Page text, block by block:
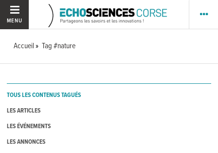
MENU
Accueil Tag #nature
TOUS LES CONTENUS TAGUÉS
LES ARTICLES
LES ÉVÉNEMENTS
LES ANNONCES